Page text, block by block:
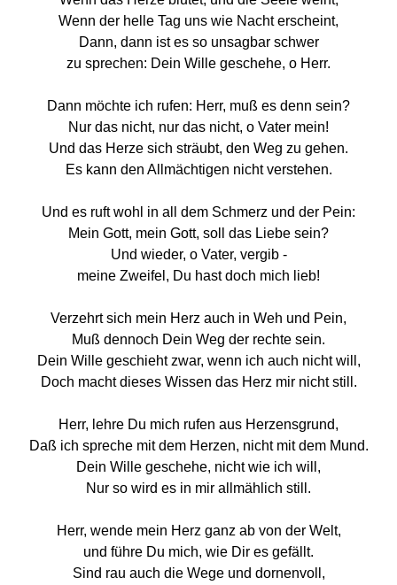
Wenn der helle Tag uns wie Nacht erscheint,
Dann, dann ist es so unsagbar schwer
zu sprechen: Dein Wille geschehe, o Herr.
Dann möchte ich rufen: Herr, muß es denn sein?
Nur das nicht, nur das nicht, o Vater mein!
Und das Herze sich sträubt, den Weg zu gehen.
Es kann den Allmächtigen nicht verstehen.
Und es ruft wohl in all dem Schmerz und der Pein:
Mein Gott, mein Gott, soll das Liebe sein?
Und wieder, o Vater, vergib -
meine Zweifel, Du hast doch mich lieb!
Verzehrt sich mein Herz auch in Weh und Pein,
Muß dennoch Dein Weg der rechte sein.
Dein Wille geschieht zwar, wenn ich auch nicht will,
Doch macht dieses Wissen das Herz mir nicht still.
Herr, lehre Du mich rufen aus Herzensgrund,
Daß ich spreche mit dem Herzen, nicht mit dem Mund.
Dein Wille geschehe, nicht wie ich will,
Nur so wird es in mir allmählich still.
Herr, wende mein Herz ganz ab von der Welt,
und führe Du mich, wie Dir es gefällt.
Sind rau auch die Wege und dornenvoll,